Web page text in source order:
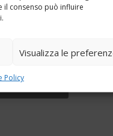
il consenso può influire
Visualizza le
Policy
marketing e